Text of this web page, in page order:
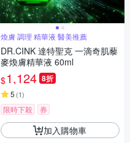
煥膚 調理 精華液 醫美推薦
DR.CINK 達特聖克 一滴奇肌藜
麥煥膚精華液 60ml
$1,124 8折
5 (1)
限時下殺 券
加入購物車